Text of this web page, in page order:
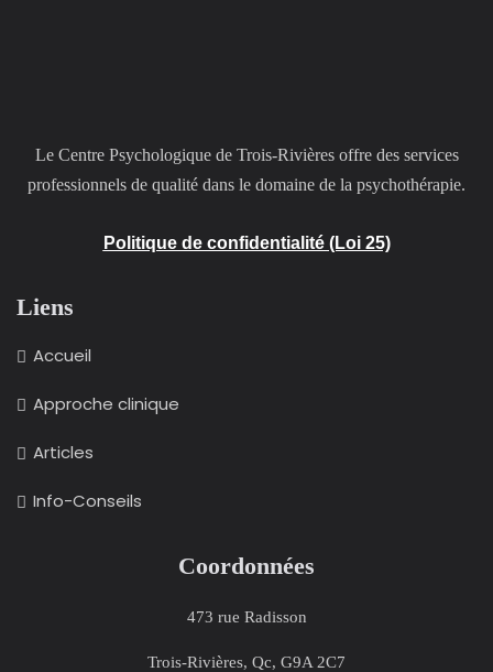
Le Centre Psychologique de Trois-Rivières offre des services
professionnels de qualité dans le domaine de la psychothérapie.
Politique de confidentialité (Loi 25)
Liens
Accueil
Approche clinique
Articles
Info-Conseils
Coordonnées
473 rue Radisson
Trois-Rivières, Qc, G9A 2C7